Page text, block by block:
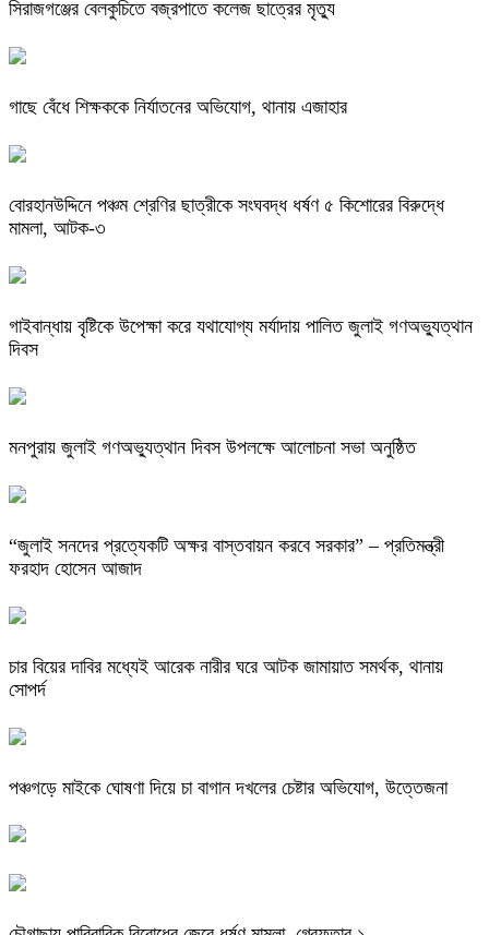
সিরাজগঞ্জের বেলকুচিতে বজ্রপাতে কলেজ ছাত্রের মৃত্যু
গাছে বেঁধে শিক্ষককে নির্যাতনের অভিযোগ, থানায় এজাহার
বোরহানউদ্দিনে পঞ্চম শ্রেণির ছাত্রীকে সংঘবদ্ধ ধর্ষণ ৫ কিশোরের বিরুদ্ধে
মামলা, আটক-৩
গাইবান্ধায় বৃষ্টিকে উপেক্ষা করে যথাযোগ্য মর্যাদায় পালিত জুলাই গণঅভ্যুত্থান
দিবস
মনপুরায় জুলাই গণঅভ্যুত্থান দিবস উপলক্ষে আলোচনা সভা অনুষ্ঠিত
“জুলাই সনদের প্রত্যেকটি অক্ষর বাস্তবায়ন করবে সরকার” – প্রতিমন্ত্রী
ফরহাদ হোসেন আজাদ
চার বিয়ের দাবির মধ্যেই আরেক নারীর ঘরে আটক জামায়াত সমর্থক, থানায়
সোপর্দ
পঞ্চগড়ে মাইকে ঘোষণা দিয়ে চা বাগান দখলের চেষ্টার অভিযোগ, উত্তেজনা